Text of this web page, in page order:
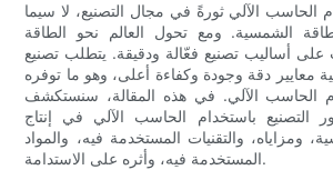
الحاسب الآلي ثورةً في مجال التصنيع، لا سيما
الشمسية. ومع تحول العالم نحو الطاقة
على أساليب تصنيع فعّالة ودقيقة. يتطلب تصنيع
معايير دقة وجودة وكفاءة أعلى، وهو ما توفره
الحاسب الآلي. في هذه المقالة، سنستكشف
التصنيع باستخدام الحاسب الآلي في إنتاج
ومزاياه، والتقنيات المستخدمة فيه، والمواد
المستخدمة فيه، وأثره على الاستدامة.